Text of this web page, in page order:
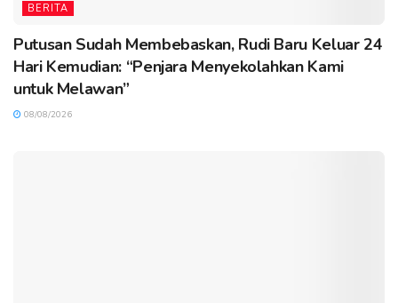
BERITA
Putusan Sudah Membebaskan, Rudi Baru Keluar 24
Hari Kemudian: “Penjara Menyekolahkan Kami
untuk Melawan”
08/08/2026